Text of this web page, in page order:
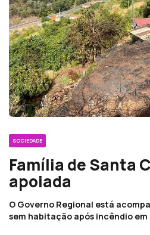
SOCIEDADE
Família de Santa
apoiada
O Governo Regional está
sem habitação após incêndio em